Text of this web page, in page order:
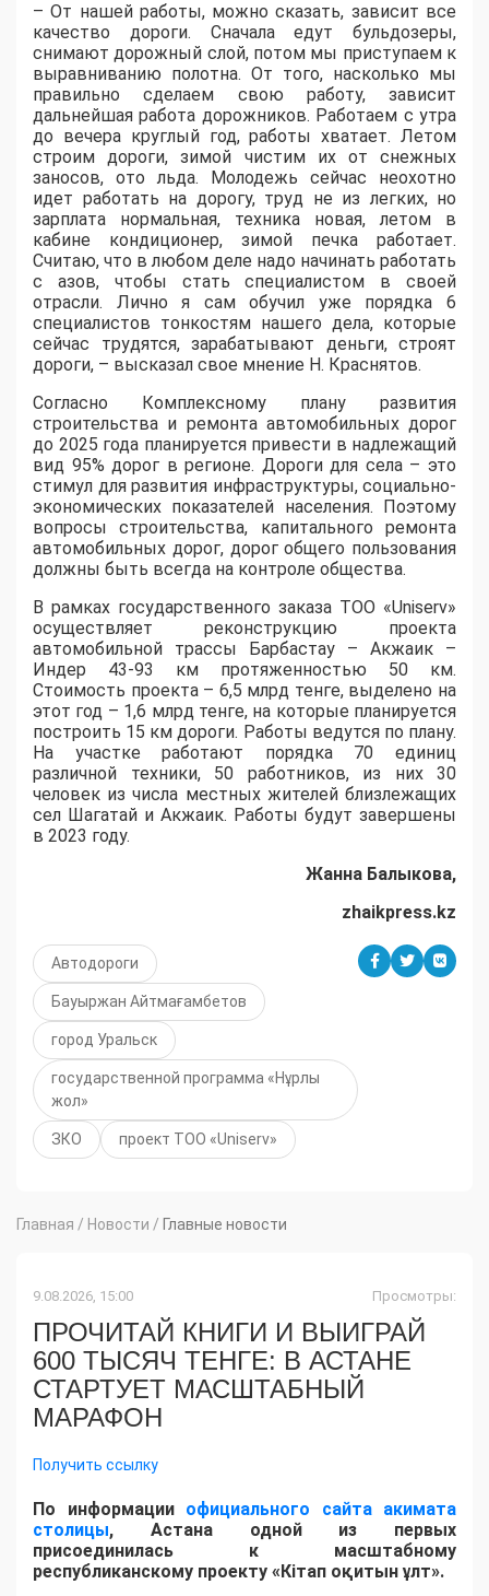
– От нашей работы, можно сказать, зависит все
качество дороги. Сначала едут бульдозеры,
снимают дорожный слой, потом мы приступаем к
выравниванию полотна. От того, насколько мы
правильно сделаем свою работу, зависит
дальнейшая работа дорожников. Работаем с утра
до вечера круглый год, работы хватает. Летом
строим дороги, зимой чистим их от снежных
заносов, ото льда. Молодежь сейчас неохотно
идет работать на дорогу, труд не из легких, но
зарплата нормальная, техника новая, летом в
кабине кондиционер, зимой печка работает.
Считаю, что в любом деле надо начинать работать
с азов, чтобы стать специалистом в своей
отрасли. Лично я сам обучил уже порядка 6
специалистов тонкостям нашего дела, которые
сейчас трудятся, зарабатывают деньги, строят
дороги, – высказал свое мнение Н. Краснятов.
Согласно Комплексному плану развития
строительства и ремонта автомобильных дорог
до 2025 года планируется привести в надлежащий
вид 95% дорог в регионе. Дороги для села – это
стимул для развития инфраструктуры, социально-
экономических показателей населения. Поэтому
вопросы строительства, капитального ремонта
автомобильных дорог, дорог общего пользования
должны быть всегда на контроле общества.
В рамках государственного заказа ТОО «Uniserv»
осуществляет реконструкцию проекта
автомобильной трассы Барбастау – Акжаик –
Индер 43-93 км протяженностью 50 км.
Стоимость проекта – 6,5 млрд тенге, выделено на
этот год – 1,6 млрд тенге, на которые планируется
построить 15 км дороги. Работы ведутся по плану.
На участке работают порядка 70 единиц
различной техники, 50 работников, из них 30
человек из числа местных жителей близлежащих
сел Шагатай и Акжаик. Работы будут завершены
в 2023 году.
Жанна Балыкова,
zhaikpress.kz
Автодороги
Бауыржан Айтмағамбетов
город Уральск
государственной программа «Нұрлы
жол»
ЗКО проект ТОО «Uniserv»
Главная / Новости / Главные новости
9.08.2026, 15:00 Просмотры:
ПРОЧИТАЙ КНИГИ И ВЫИГРАЙ
600 ТЫСЯЧ ТЕНГЕ: В АСТАНЕ
СТАРТУЕТ МАСШТАБНЫЙ
МАРАФОН
Получить ссылку
По информации официального сайта акимата
столицы, Астана одной из первых
присоединилась к масштабному
республиканскому проекту «Кітап оқитын ұлт».